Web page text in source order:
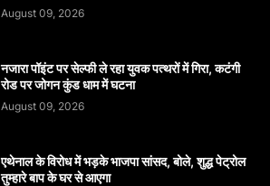
August 09, 2026
नजारा पॉइंट पर सेल्फी ले रहा युवक पत्थरों में गिरा, कटंगी
रोड पर जोगन कुंड धाम में घटना
August 09, 2026
एथेनाल के विरोध में भड़के भाजपा सांसद, बोले, शुद्ध पेट्रोल
तुम्हारे बाप के घर से आएगा